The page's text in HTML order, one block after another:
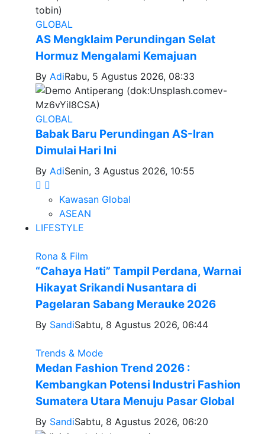
GLOBAL
AS Mengklaim Perundingan Selat
Hormuz Mengalami Kemajuan
By AdiRabu, 5 Agustus 2026, 08:33
GLOBAL
Babak Baru Perundingan AS-Iran
Dimulai Hari Ini
By AdiSenin, 3 Agustus 2026, 10:55
Kawasan Global
ASEAN
LIFESTYLE
Rona & Film
“Cahaya Hati” Tampil Perdana, Warnai
Hikayat Srikandi Nusantara di
Pagelaran Sabang Merauke 2026
By SandiSabtu, 8 Agustus 2026, 06:44
Trends & Mode
Medan Fashion Trend 2026 :
Kembangkan Potensi Industri Fashion
Sumatera Utara Menuju Pasar Global
By SandiSabtu, 8 Agustus 2026, 06:20